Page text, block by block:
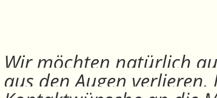
Wir möchten natürlich
aus den Augen